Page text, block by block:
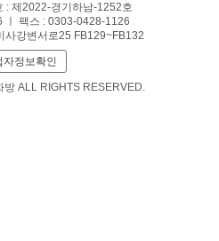
: 제2022-경기하남-1252호
ㅣ 팩스 : 0303-0428-1126
사강변서로25 FB129~FB132
자정보확인
방 ALL RIGHTS RESERVED.